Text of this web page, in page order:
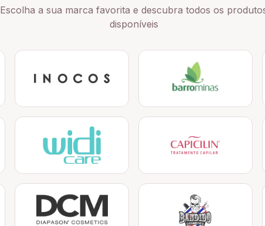
Escolha a sua marca favorita e descubra todos os
disponíveis